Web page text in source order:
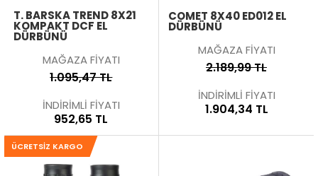
T. BARSKA TREND 8X21
KOMPAKT DCF EL
DÜRBÜNÜ
MAĞAZA FİYATI
1.095,47 TL
İNDİRİMLİ FİYATI
952,65 TL
COMET 8X40 ED012 EL
DÜRBÜNÜ
MAĞAZA FİYATI
2.189,99 TL
İNDİRİMLİ FİYATI
1.904,34 TL
ÜCRETSIZ KARGO